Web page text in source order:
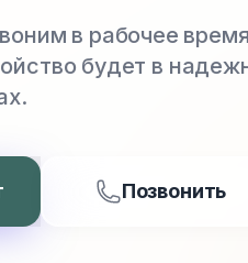
в рабочее
будет в
Позвонить